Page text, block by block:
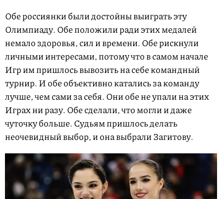
Обе россиянки были достойны выиграть эту
Олимпиаду. Обе положили ради этих медалей
немало здоровья, сил и времени. Обе рискнули
личными интересами, потому что в самом начале
Игр им пришлось вывозить на себе командный
турнир. И обе объективно катались за команду
лучше, чем сами за себя. Они обе не упали на этих
Играх ни разу. Обе сделали, что могли и даже
чуточку больше. Судьям пришлось делать
неочевидный выбор, и она выбрали Загитову.